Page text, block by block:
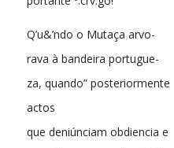
Q’u&’ndo o Mutaça arvo-
rava à bandeira portugue-
za, quando” posteriormente
actos
que deniúnciam obdiencia e